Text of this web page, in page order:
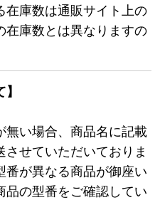
在庫数は通販サイト上の
在庫数とは異なりますの
無い場合、商品名に記載
せていただいておりま
番が異なる商品が御座い
品の型番をご確認してい